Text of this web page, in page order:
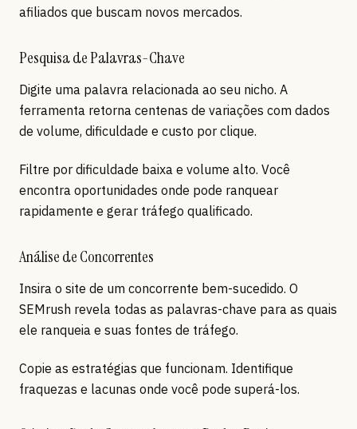
afiliados que buscam novos mercados.
Pesquisa de Palavras-Chave
Digite uma palavra relacionada ao seu nicho. A
ferramenta retorna centenas de variações com dados
de volume, dificuldade e custo por clique.
Filtre por dificuldade baixa e volume alto. Você
encontra oportunidades onde pode ranquear
rapidamente e gerar tráfego qualificado.
Análise de Concorrentes
Insira o site de um concorrente bem-sucedido. O
SEMrush revela todas as palavras-chave para as quais
ele ranqueia e suas fontes de tráfego.
Copie as estratégias que funcionam. Identifique
fraquezas e lacunas onde você pode superá-los.